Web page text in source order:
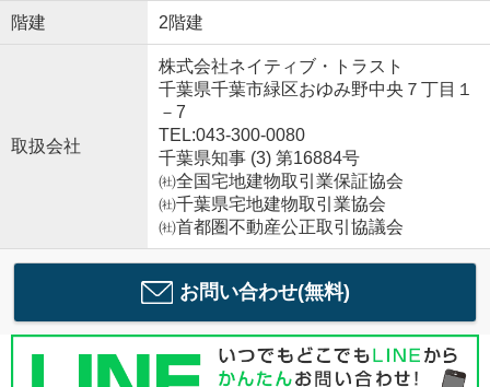
階建 2階建
取扱会社
株式会社ネイティブ・トラスト
千葉県千葉市緑区おゆみ野中央７丁目１
－7
TEL:043-300-0080
千葉県知事 (3) 第16884号
㈳全国宅地建物取引業保証協会
㈳千葉県宅地建物取引業協会
㈳首都圏不動産公正取引協議会
お問い合わせ(無料)